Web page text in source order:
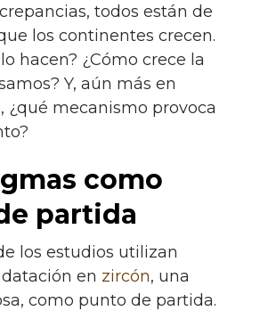
todos están de
los continentes crecen.
hacen? ¿Cómo crece la
Y, aún más en
¿qué mecanismo provoca
como
partida
los estudios utilizan
en zircón, una
como punto de partida.